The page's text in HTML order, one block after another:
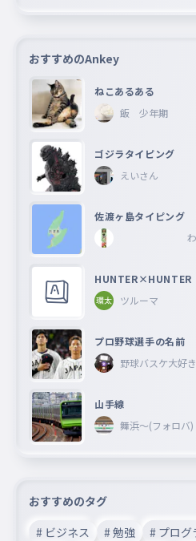
おすすめのAnkey
ねこあるある
飯 少年期
ゴジラタイピング
えいさん
佐渡ヶ島タイピング
わさ
ツルーマ
プロ野球選手の名前
野球バスケ大好
山手線
舞浜〜(フォロバ)
おすすめのタグ
# ビジネス # 勉強 # プログ